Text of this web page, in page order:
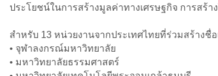
ประโยชน์ในการสร้างมูลค่าทางเศรษฐกิจ การสร้
สำหรับ 13 หน่วยงานจากประเทศไทยที่ร่วมสร้างชื่อ
• จุฬาลงกรณ์มหาวิทยาลัย
• มหาวิทยาลัยธรรมศาสตร์